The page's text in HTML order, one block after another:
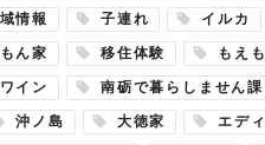
情報 子連れ イルカ
ん家 移住体験 もえ
イン 南砺で暮らしません課
沖ノ島 大徳家 エデ